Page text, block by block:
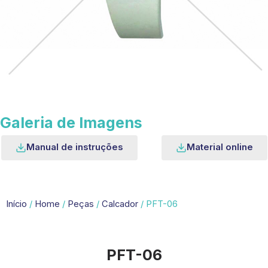
Galeria de Imagens
Manual de instruções Material online
Início / Home / Peças / Calcador / PFT-06
PFT-06